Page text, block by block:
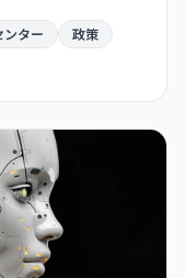
ンター 政策